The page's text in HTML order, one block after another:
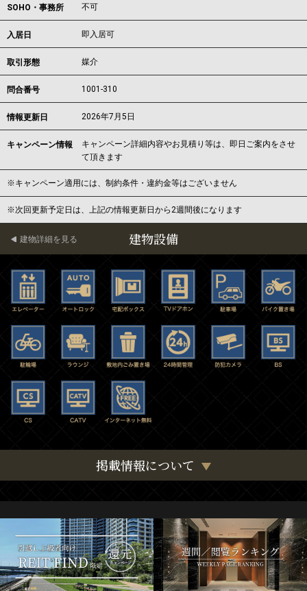
SOHO・事務所 不可
入居日 即入居可
取引形態 媒介
問合番号 1001-310
情報更新日 2026年7月5日
キャンペーン情報
キャンペーン詳細内容やお見積り等は、即日ご案内をさせ
て頂きます
※キャンペーン適用には、制約条件・違約金等はございません
※次回更新予定日は、上記の情報更新日から2週間後になります
建物設備
建物詳細を見る
掲載情報について